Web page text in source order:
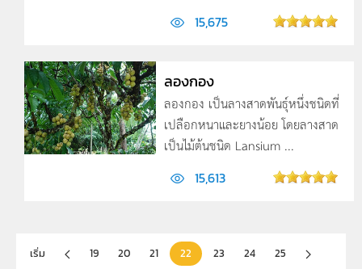
15,675
ลองกอง
ลองกอง เป็นลางสาดพันธุ์หนึ่งชนิดที่
เปลือกหนาและยางน้อย โดยลางสาด
เป็นไม้ต้นชนิด Lansium ...
15,613
เริ่ม 19 20 21 22 23 24
25